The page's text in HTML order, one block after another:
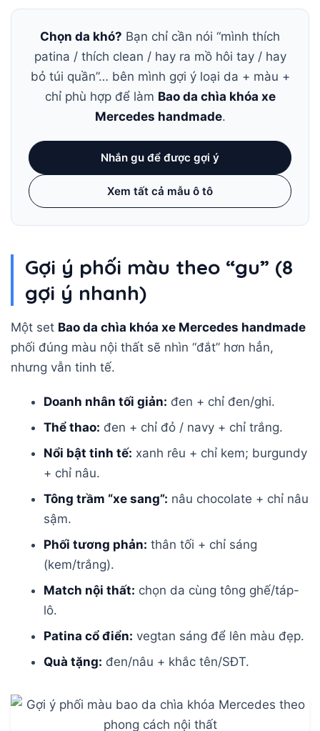
Chọn da khó? Bạn chỉ cần nói “mình thích
patina / thích clean / hay ra mồ hôi tay / hay
bỏ túi quần”… bên mình gợi ý loại da + màu +
chỉ phù hợp để làm Bao da chìa khóa xe
Mercedes handmade.
Nhắn gu để được gợi ý
Xem tất cả mẫu ô tô
Gợi ý phối màu theo “gu” (8
gợi ý nhanh)
Một set Bao da chìa khóa xe Mercedes handmade
phối đúng màu nội thất sẽ nhìn “đắt” hơn hẳn,
nhưng vẫn tinh tế.
Doanh nhân tối giản: đen + chỉ đen/ghi.
Thể thao: đen + chỉ đỏ / navy + chỉ trắng.
Nổi bật tinh tế: xanh rêu + chỉ kem; burgundy
+ chỉ nâu.
Tông trầm “xe sang”: nâu chocolate + chỉ nâu
sậm.
Phối tương phản: thân tối + chỉ sáng
(kem/trắng).
Match nội thất: chọn da cùng tông ghế/táp-
lô.
Patina cổ điển: vegtan sáng để lên màu đẹp.
Quà tặng: đen/nâu + khắc tên/SĐT.